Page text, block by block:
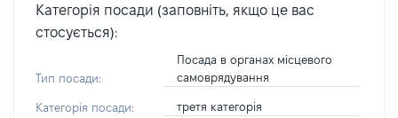
Категорія посади (заповніть, якщо це вас
стосується):
Тип посади:
Посада в органах місцевого
самоврядування
Категорія посади: третя категорія